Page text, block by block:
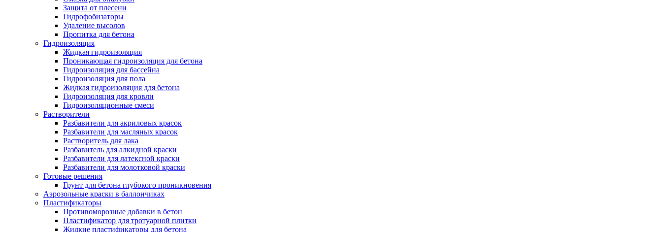
Защита от плесени
Гидрофобизаторы
Удаление высолов
Пропитка для бетона
Гидроизоляция
Жидкая гидроизоляция
Проникающая гидроизоляция для бетона
Гидроизоляция для бассейна
Гидроизоляция для пола
Жидкая гидроизоляция для бетона
Гидроизоляция для кровли
Гидроизоляционные смеси
Растворители
Разбавители для акриловых красок
Разбавители для масляных красок
Растворитель для лака
Разбавитель для алкидной краски
Разбавители для латексной краски
Разбавители для молотковой краски
Готовые решения
Грунт для бетона глубокого проникновения
Аэрозольные краски в баллончиках
Пластификаторы
Противоморозные добавки в бетон
Пластификатор для тротуарной плитки
Жидкие пластификаторы для бетона